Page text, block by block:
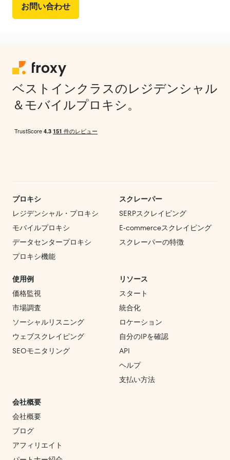
お問い合わせ
ベストインクラスのレジデンシャル
＆モバイルプロキシ。
プロキシ
レジデンシャル・プロキシ
モバイルプロキシ
データセンタープロキシ
プロキシ機能
スクレーパー
SERPスクレイピング
E‑commerceスクレイピング
スクレーパーの特徴
使用例
価格監視
市場調査
ソーシャルリスニング
ウェブスクレイピング
SEOモニタリング
リソース
スタート
統合化
ロケーション
自分のIPを確認
API
ヘルプ
支払い方法
会社概要
会社概要
ブログ
アフィリエイト